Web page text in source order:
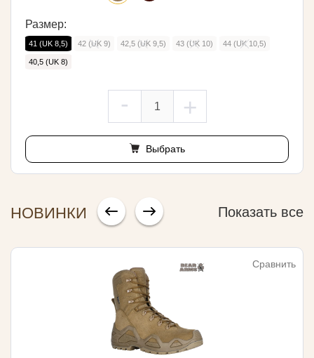
Размер:
41 (UK 8,5) 42 (UK 9) 42,5 (UK 9,5) 43 (UK 10) 44 (UK 10,5)
40,5 (UK 8)
- +
Выбрать
НОВИНКИ Показать все
Сравнить